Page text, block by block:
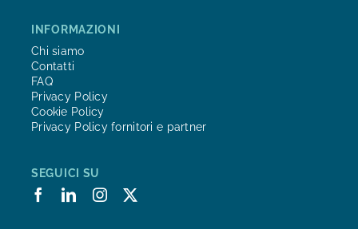
INFORMAZIONI
Chi siamo
Contatti
FAQ
Privacy Policy
Cookie Policy
Privacy Policy fornitori e partner
SEGUICI SU